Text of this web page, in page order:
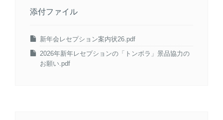
添付ファイル
新年会レセプション案内状26.pdf
2026年新年レセプションの「トンボラ」景品協力の
お願い.pdf